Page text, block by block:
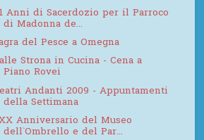
Anni di Sacerdozio per il Parroco
di Madonna de...
del Pesce a Omegna
Strona in Cucina - Cena a
Piano Rovei
Andanti 2009 - Appuntamenti
della Settimana
Anniversario del Museo
dell`Ombrello e del Par...